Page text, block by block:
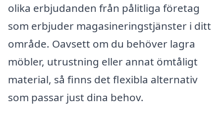
olika erbjudanden från pålitliga företag
som erbjuder magasineringstjänster i ditt
område. Oavsett om du behöver lagra
möbler, utrustning eller annat ömtåligt
material, så finns det flexibla alternativ
som passar just dina behov.